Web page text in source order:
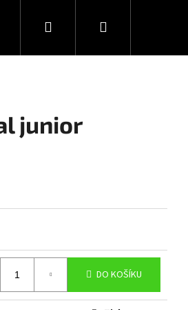
& DES DÁRKOVÉ
PřihlášeníNákupní
junior
DO KOŠÍKU